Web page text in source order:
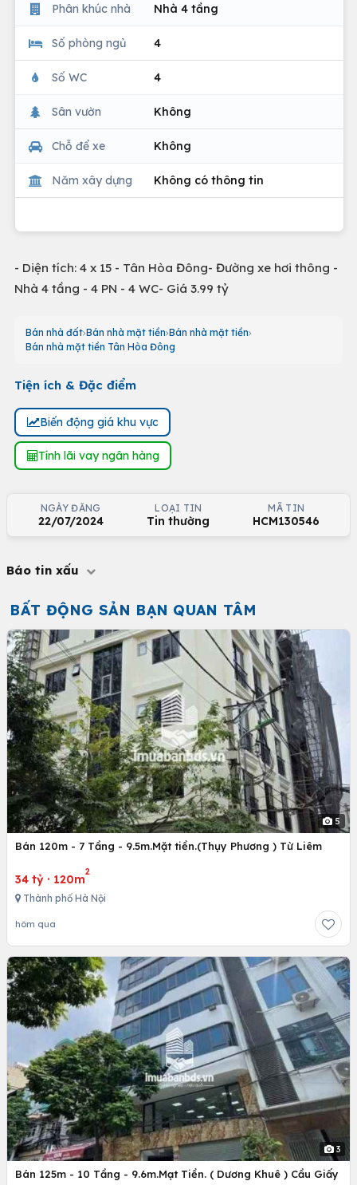
Phân khúc nhà Nhà 4 tầng
Số phòng ngủ 4
Số WC 4
Sân vườn Không
Chỗ để xe Không
Năm xây dựng Không có thông tin
- Diện tích: 4 x 15 - Tân Hòa Đông- Đường xe hơi thông -
Nhà 4 tầng - 4 PN - 4 WC- Giá 3.99 tỷ
Bán nhà đất Bán nhà mặt tiền Bán nhà mặt tiền
Bán nhà mặt tiền Tân Hòa Đông
Tiện ích & Đặc điểm
Biến động giá khu vực
Tính lãi vay ngân hàng
NGÀY ĐĂNG
22/07/2024
LOẠI TIN
Tin thường
MÃ TIN
HCM130546
Báo tin xấu
BẤT ĐỘNG SẢN BẠN QUAN TÂM
5
Bán 120m - 7 Tầng - 9.5m.Mặt tiền.(Thụy Phương ) Từ Liêm
34 tỷ · 120m
2
Thành phố Hà Nội
hôm qua
3
Bán 125m - 10 Tầng - 9.6m.Mạt Tiền. ( Dương Khuê ) Cầu Giấy